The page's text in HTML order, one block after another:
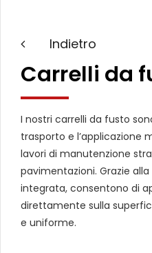
Indietro
Carrelli da
I nostri carrelli da fusto
trasporto e l’applicazione
lavori di manutenzione
pavimentazioni. Grazie
integrata, consentono di
direttamente sulla
e uniforme.